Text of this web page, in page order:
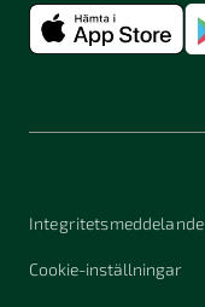
Integritetsmeddelande
Cookie-inställningar